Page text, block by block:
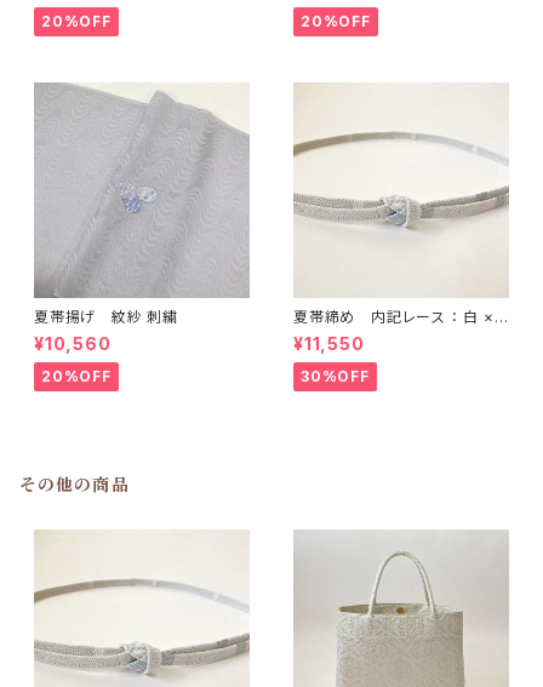
20%OFF 20%OFF
夏帯揚げ 紋紗 刺繍
¥10,560
20%OFF
夏帯締め 内記レース ： 白 ×
水色
¥11,550
30%OFF
その他の商品